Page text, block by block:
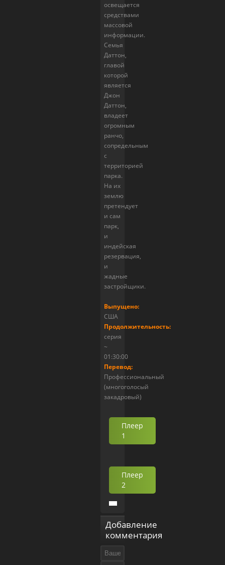
освещается
средствами
массовой
информации.
Семья
Даттон,
главой
которой
является
Джон
Даттон,
владеет
огромным
ранчо,
сопредельным
с
территорией
парка.
На их
землю
претендует
и сам
парк,
и
индейская
резервация,
и
жадные
застройщики.
Выпущено:
США
Продолжительность:
серия
~
01:30:00
Перевод:
Профессиональный
(многоголосый
закадровый)
Плеер
1
Плеер
2
Добавление
комментария